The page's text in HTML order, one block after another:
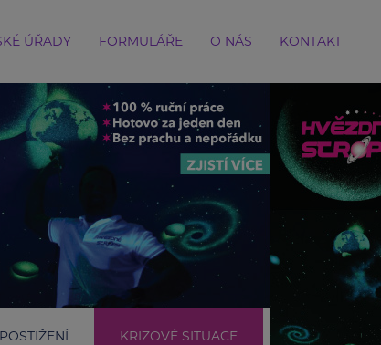
ÚŘADY FORMULÁŘE O NÁS KONTAKT
KRIZOVÉ SITUACE